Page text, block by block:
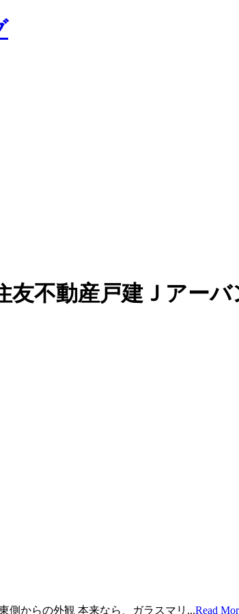
友不動産戸建Ｊアー
側からの外観 本来なら、ガラスマリ...Read